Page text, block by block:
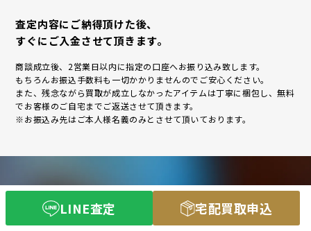
査定内容にご納得頂けた後、
すぐにご入金させて頂きます。
商談成立後、2営業日以内に指定の口座へお振り込み致します。
もちろんお振込手数料も一切かかりませんのでご安心ください。
また、残念ながら買取が成立しなかったアイテムは丁寧に梱包し、無料
でお客様のご自宅までご返送させて頂きます。
※お振込み先はご本人様名義のみとさせて頂いております。
釣具の買取を
ご検討の方はお気軽にご相談ください
LINE査定 宅配買取申込